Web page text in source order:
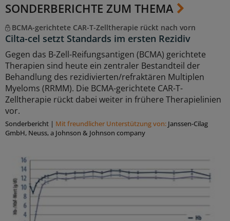
SONDERBERICHTE ZUM THEMA
BCMA-gerichtete CAR-T-Zelltherapie rückt nach vorn
Cilta-cel setzt Standards im ersten Rezidiv
Gegen das B-Zell-Reifungsantigen (BCMA) gerichtete
Therapien sind heute ein zentraler Bestandteil der
Behandlung des rezidivierten/refraktären Multiplen
Myeloms (RRMM). Die BCMA-gerichtete CAR-T-
Zelltherapie rückt dabei weiter in frühere Therapielinien
vor.
Sonderbericht | Mit freundlicher Unterstützung von: Janssen-Cilag
GmbH, Neuss, a Johnson & Johnson company